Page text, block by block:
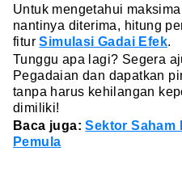
Untuk mengetahui
nantinya diterima, hitung
fiturSimulasi Gadai Efek.
Tunggu apa lagi? Segera
Pegadaian dan dapatkan
tanpa harus kehilangan
dimiliki!
Baca juga:Sektor Saham
Pemula